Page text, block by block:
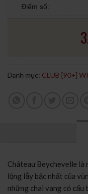
Điểm số:
Danh mục: CLUB [90+]
Château Beychevelle
lộng lẫy bậc nhất của
những chai vang có cấu